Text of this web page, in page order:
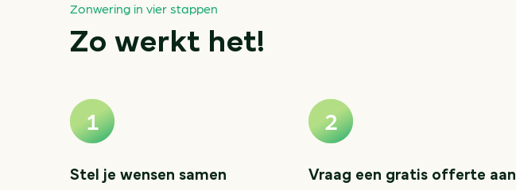
Zonwering in vier stappen
Zo werkt het!
Stel je wensen samen Vraag een gratis offerte aan